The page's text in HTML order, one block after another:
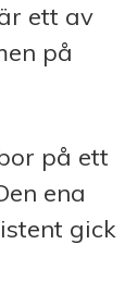
ett av
på
på ett
ena
gick